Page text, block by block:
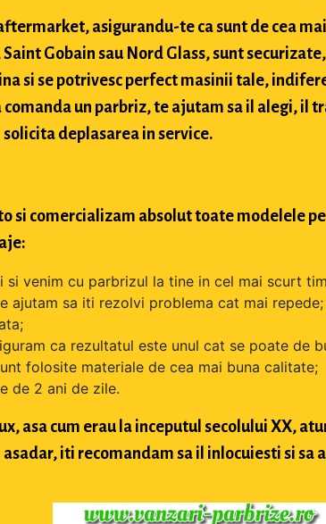
asigurandu-te ca sunt de cea
Gobain sau Nord Glass, sunt
si se potrivesc perfect masinii tale,
un parbriz, te ajutam sa il alegi, il
deplasarea in service.
si comercializam absolut toate modelele
si venim cu parbrizul la tine in cel mai scurt
ajutam sa iti rezolvi problema cat mai repede;
ca rezultatul este unul cat se poate de
folosite materiale de cea mai buna calitate;
de 2 ani de zile.
asa cum erau la inceputul secolului XX,
iti recomandam sa il inlocuiesti si sa